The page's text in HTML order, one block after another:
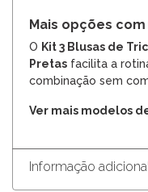
Mais opções
O Kit 3 Blusas de
Pretas facilita a
combinação sem
Ver mais modelos
Informação